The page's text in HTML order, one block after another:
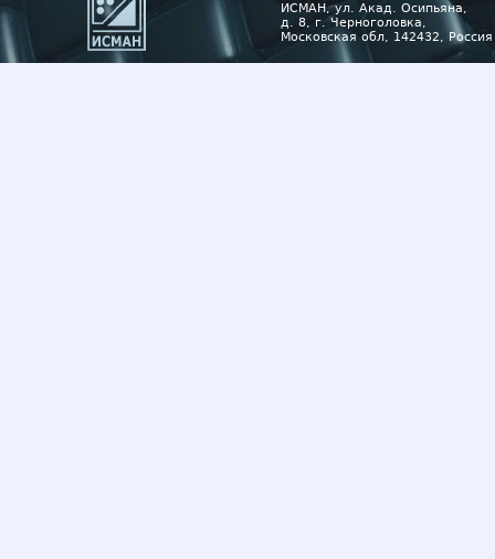
ИСМАН, ул. Акад. Осипьяна,
д. 8, г. Черноголовка,
Московская обл, 142432, Россия